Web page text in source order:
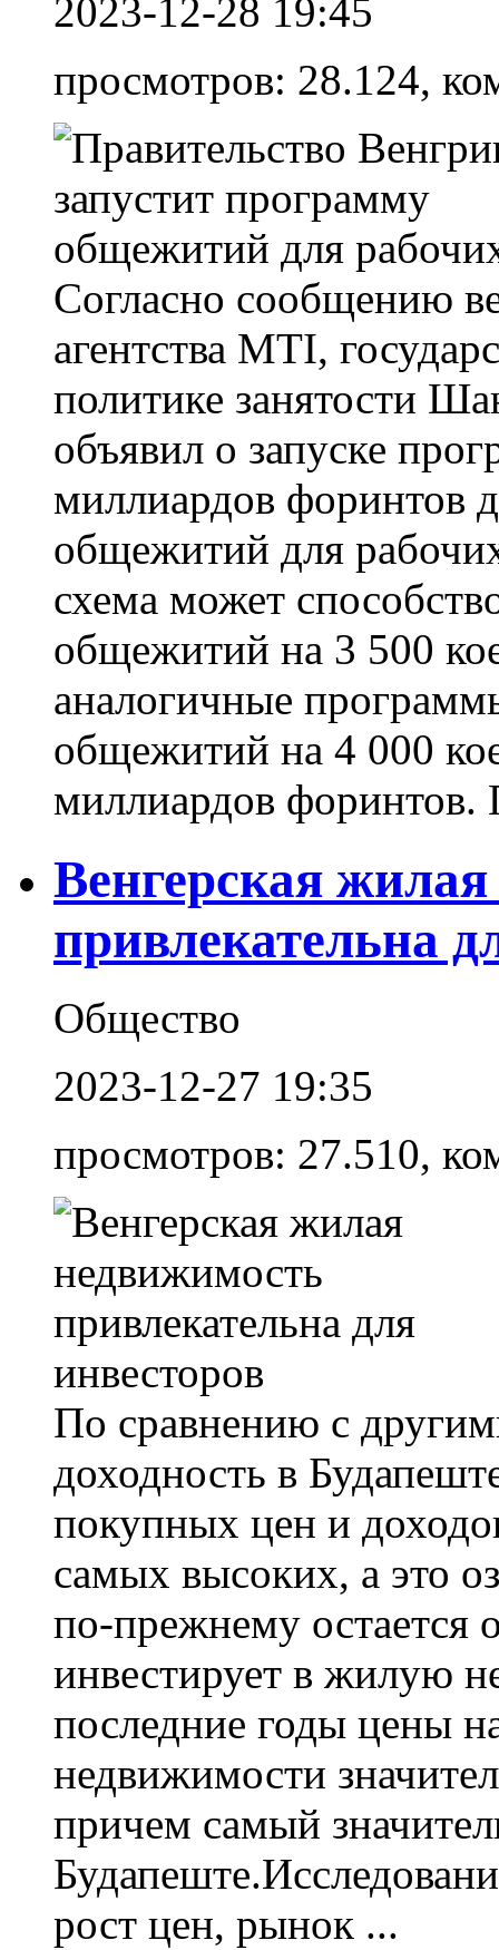
2023-12-28 19:45
просмотров: 28.124,
Согласно сообщению
агентства MTI,
политике занятости
объявил о запуске
миллиардов форинтов
общежитий для
схема может
общежитий на 3 500
аналогичные
общежитий на 4 000
миллиардов форинтов.
Венгерская
привлекательна
Общество
2023-12-27 19:35
просмотров: 27.510,
По сравнению с
доходность в
покупных цен и
самых высоких, а это
по-прежнему остается
инвестирует в жилую
последние годы цены
недвижимости
причем самый
рост цен, рынок ...